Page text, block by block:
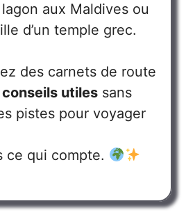
aux Maldives ou
d’un temple grec.
des carnets de route
utiles sans
pistes pour voyager
ce qui compte.